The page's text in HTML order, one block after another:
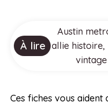
À lire
Austin
allie
Ces fiches vous aident